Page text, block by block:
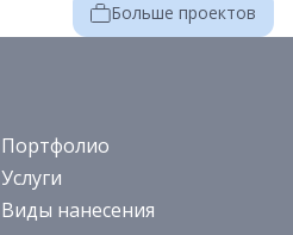
Больше проектов
Портфолио
Услуги
Виды нанесения